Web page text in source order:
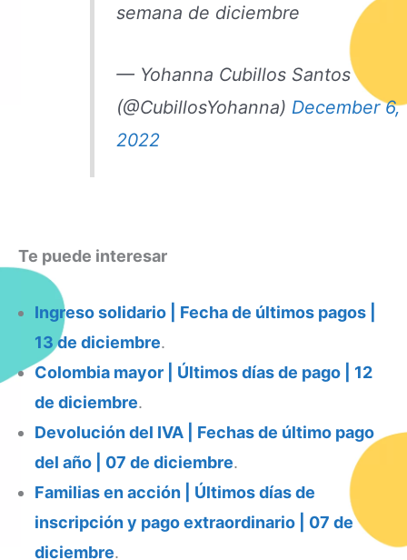
semana de diciembre
— Yohanna Cubillos Santos
(@CubillosYohanna) December 6,
2022
Te puede interesar
Ingreso solidario | Fecha de últimos pagos |
13 de diciembre.
Colombia mayor | Últimos días de pago | 12
de diciembre.
Devolución del IVA | Fechas de último pago
del año | 07 de diciembre.
Familias en acción | Últimos días de
inscripción y pago extraordinario | 07 de
diciembre.